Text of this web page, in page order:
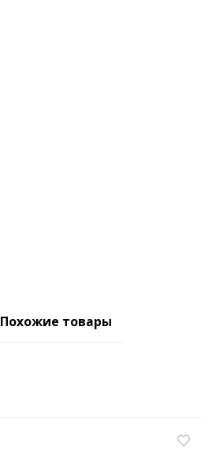
Похожие товары